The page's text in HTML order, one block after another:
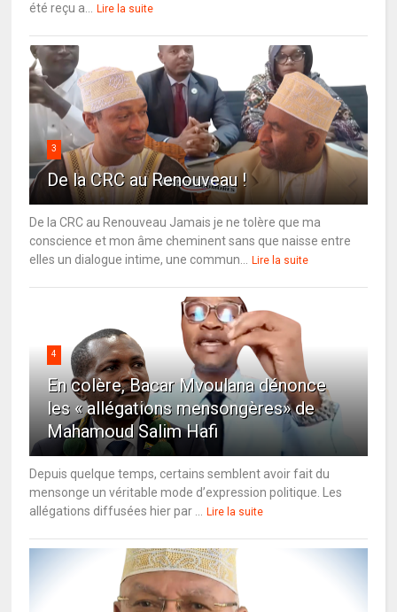
été reçu a... Lire la suite
3
De la CRC au Renouveau !
De la CRC au Renouveau Jamais je ne tolère que ma
conscience et mon âme cheminent sans que naisse entre
elles un dialogue intime, une commun... Lire la suite
4
En colère, Bacar Mvoulana dénonce
les « allégations mensongères» de
Mahamoud Salim Hafi
Depuis quelque temps, certains semblent avoir fait du
mensonge un véritable mode d’expression politique. Les
allégations diffusées hier par ... Lire la suite